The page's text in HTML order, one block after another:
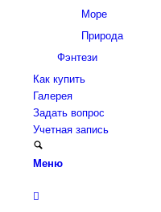
Море
Природа
Фэнтези
Как купить
Галерея
Задать вопрос
Учетная запись
Меню